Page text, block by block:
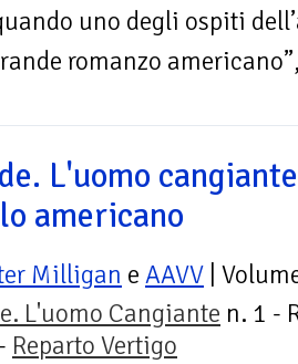
uno degli ospiti
romanzo
L'uomo
americano
Milligan e AAVV |
L'uomo Cangiante n. 1 -
Reparto Vertigo